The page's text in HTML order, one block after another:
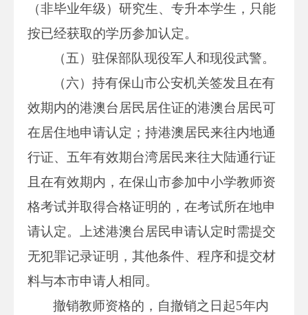
（非毕业年级）研究生、专升本学生，只能
按已经获取的学历参加认定。
（五）驻保部队现役军人和现役武警。
（六）持有保山市公安机关签发且在有
效期内的港澳台居民居住证的港澳台居民可
在居住地申请认定；持港澳居民来往内地通
行证、五年有效期台湾居民来往大陆通行证
且在有效期内，在保山市参加中小学教师资
格考试并取得合格证明的，在考试所在地申
请认定。上述港澳台居民申请认定时需提交
无犯罪记录证明，其他条件、程序和提交材
料与本市申请人相同。
撤销教师资格的，自撤销之日起5年内